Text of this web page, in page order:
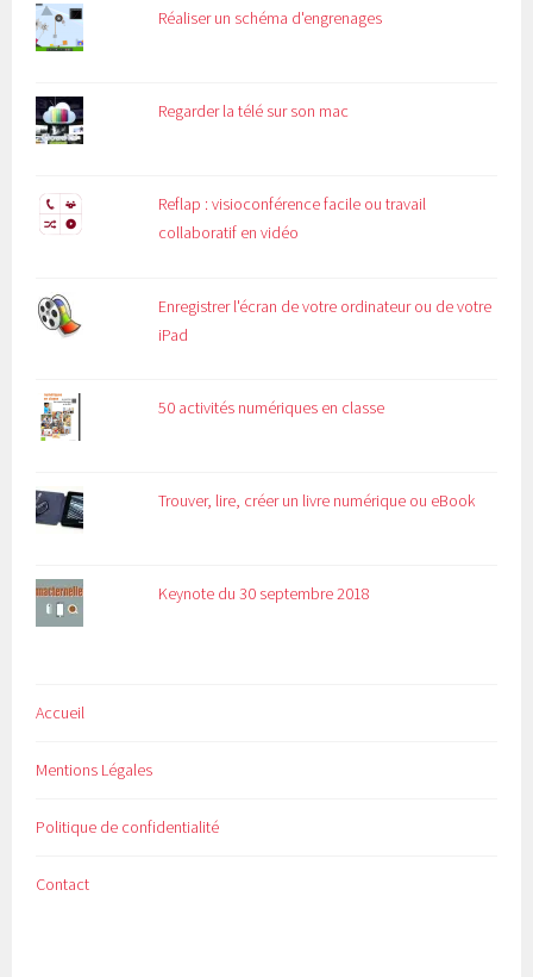
Réaliser un schéma d'engrenages
Regarder la télé sur son mac
Reflap : visioconférence facile ou travail
collaboratif en vidéo
Enregistrer l'écran de votre ordinateur ou de votre
iPad
50 activités numériques en classe
Trouver, lire, créer un livre numérique ou eBook
Keynote du 30 septembre 2018
Accueil
Mentions Légales
Politique de confidentialité
Contact